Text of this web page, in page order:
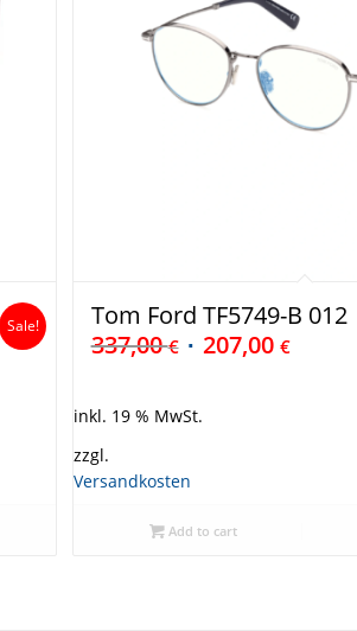
Sale!
Tom Ford TF5749-B 012
337,00€ 207,00 €
inkl. 19 % MwSt.
zzgl.
Versandkosten
Add to cart